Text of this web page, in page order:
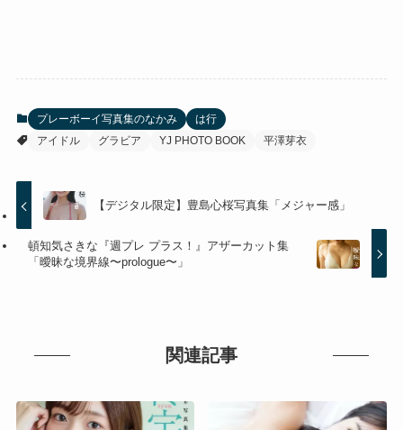
プレーボーイ写真集のなかみ
は行
アイドル
グラビア YJ PHOTO BOOK 平澤芽衣
【デジタル限定】豊島心桜写真集「メジャー感」
頓知気さきな『週プレ プラス！』アザーカット集
「曖昧な境界線〜prologue〜」
関連記事